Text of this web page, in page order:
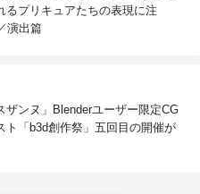
るプリキュアたちの表現に注
演出篇
ザンヌ」Blenderユーザー限定CG
ト「b3d創作祭」五回目の開催が